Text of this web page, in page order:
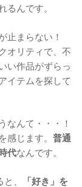
るんです。
止まらない！
オリティで、不
い作品がずらっ
イテムを探して
なんて・・・！
感じます。 普通
代なんです。
、
「好き」を